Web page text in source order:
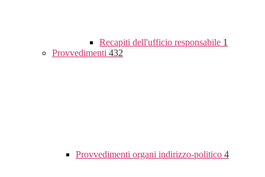
Recapiti dell'ufficio responsabile 1
Provvedimenti 432
Provvedimenti organi indirizzo-politico 4